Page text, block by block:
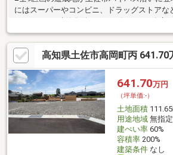
にはスーパーやコンビニ、ドラッグストアな
ことができます!■水道負担金215597円+水道
途必要です。
高知県土佐市高岡町丙 641.70
641.70万円
（坪単価:-）
土地面積
用途地域無指定
建ぺい率60%
容積率200%
建築条件なし